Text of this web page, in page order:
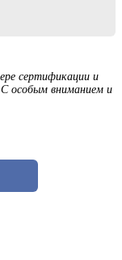
сертификации и
С особым вниманием и